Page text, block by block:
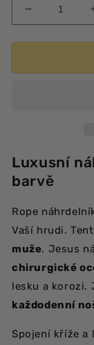
množství
produktu
Jesus
Luxusní
barvě
Rope
Vaší hrudi.
muže. Jesus
chirurgické
lesku a korozi.
každodenní
Spojení kříže a